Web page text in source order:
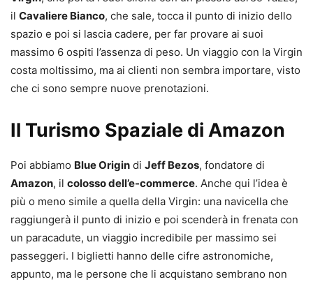
il Cavaliere Bianco, che sale, tocca il punto di inizio dello
spazio e poi si lascia cadere, per far provare ai suoi
massimo 6 ospiti l’assenza di peso. Un viaggio con la Virgin
costa moltissimo, ma ai clienti non sembra importare, visto
che ci sono sempre nuove prenotazioni.
Il Turismo Spaziale di Amazon
Poi abbiamo Blue Origin di Jeff Bezos, fondatore di
Amazon, il colosso dell’e-commerce. Anche qui l’idea è
più o meno simile a quella della Virgin: una navicella che
raggiungerà il punto di inizio e poi scenderà in frenata con
un paracadute, un viaggio incredibile per massimo sei
passeggeri. I biglietti hanno delle cifre astronomiche,
appunto, ma le persone che li acquistano sembrano non